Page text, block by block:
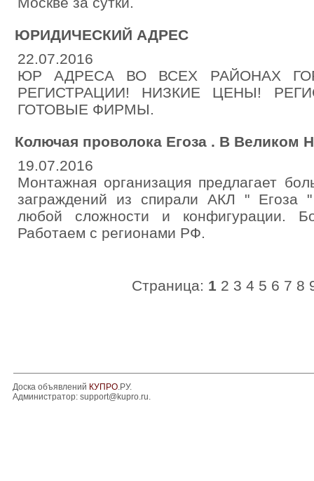
ЮРИДИЧЕСКИЙ АДРЕС
22.07.2016
ЮР АДРЕСА ВО ВСЕХ РАЙОНАХ
РЕГИСТРАЦИИ! НИЗКИЕ ЦЕНЫ!
ГОТОВЫЕ ФИРМЫ.
Колючая проволока Егоза . В Великом
19.07.2016
Монтажная организация предлагает
заграждений из спирали АКЛ " Егоза
любой сложности и конфигурации.
Работаем с регионами РФ.
Страница: 1 2 3 4 5 6 7 8
Доска объявлений КУПРО.РУ.
Администратор: support@kupro.ru.